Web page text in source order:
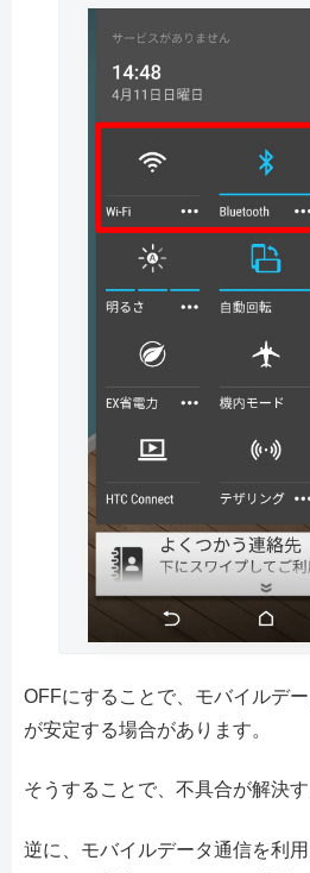
OFFにすることで、モバイルデ
が安定する場合があります。
そうすることで、不具合が解決す
逆に、モバイルデータ通信を利